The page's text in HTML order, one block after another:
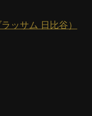
ッサム 日比谷）